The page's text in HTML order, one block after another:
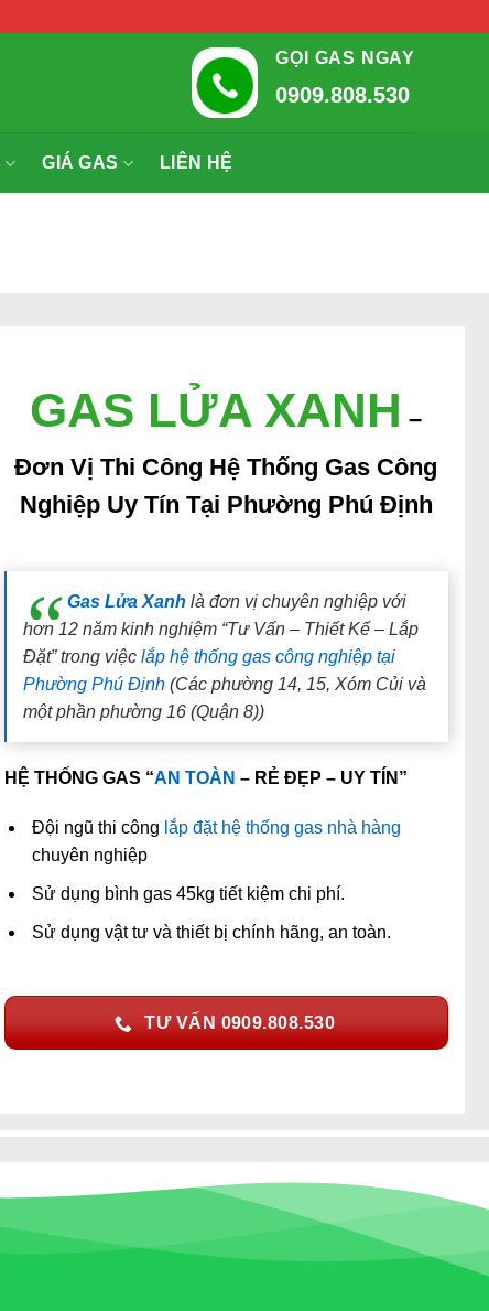
GỌI GAS NGAY
0909.808.530
GIÁ GAS LIÊN HỆ
GAS LỬA XANH –
Đơn Vị Thi Công Hệ Thống Gas Công
Nghiệp Uy Tín Tại Phường Phú Định
Gas Lửa Xanh là đơn vị chuyên nghiệp với
hơn 12 năm kinh nghiệm “Tư Vấn – Thiết Kế – Lắp
Đặt” trong việc lắp hệ thống gas công nghiệp tại
Phường Phú Định(Các phường 14, 15, Xóm Củi và
một phần phường 16 (Quận 8))
HỆ THỐNG GAS “AN TOÀN – RẺ ĐẸP – UY TÍN”
Đội ngũ thi công lắp đặt hệ thống gas nhà hàng
chuyên nghiệp
Sử dụng bình gas 45kg tiết kiệm chi phí.
Sử dụng vật tư và thiết bị chính hãng, an toàn.
TƯ VẤN 0909.808.530